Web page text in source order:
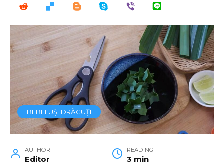
BEBELUȘI DRĂGUȚI
AUTHOR
Editor
READING
3 min